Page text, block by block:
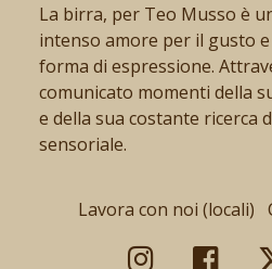
La birra, per Teo Musso è
intenso amore per il gusto
forma di espressione.
comunicato momenti della
e della sua costante ricerca
sensoriale.
Lavora con noi (locali)